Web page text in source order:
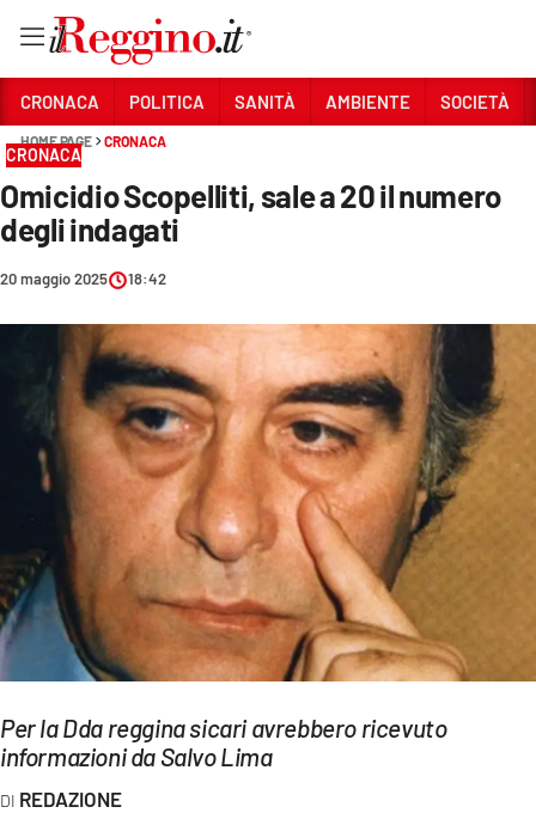
Sezioni
CRONACA
POLITICA
AMBIENTE
SOCIETÀ
CULTURA
ECONOMIA E LAVORO
EVENTI
SPORT
Streaming
LAC TV
CRONACA POLITICA SANITÀ AMBIENTE SOCIETÀ
HOME PAGE CRONACA
CRONACA
Omicidio Scopelliti, sale a 20 il numero
degli indagati
20 maggio 2025 18:42
Per la Dda reggina sicari avrebbero ricevuto
informazioni da Salvo Lima
REDAZIONE